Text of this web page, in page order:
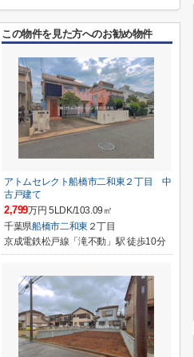
この物件を見た方へのお勧め物件
アトムセレクト船橋市二和東２丁目 中
古戸建て
2,799万円 5LDK/103.09㎡
千葉県船橋市二和東 ２丁目
京成電鉄松戸線「滝不動」駅 徒歩10分